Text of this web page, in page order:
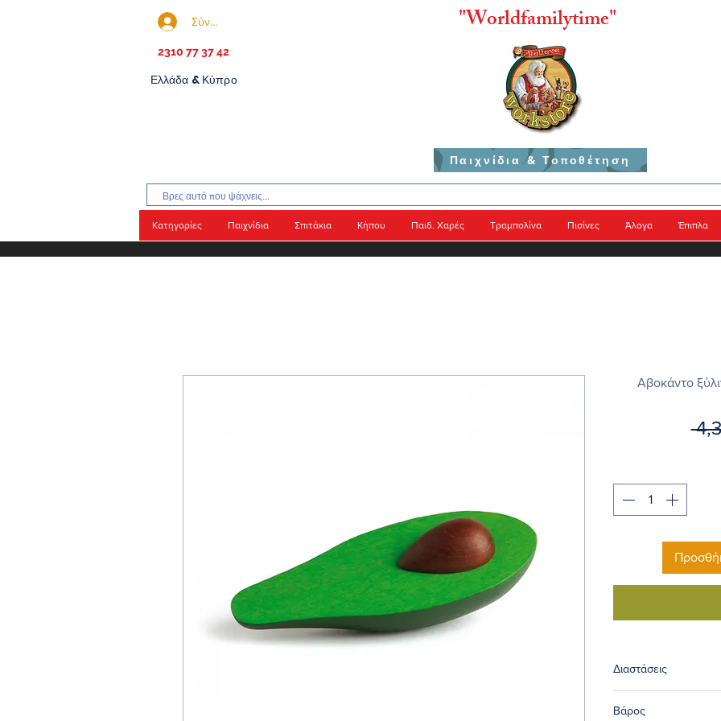
Σύνδεση
2310 77 37 42
Ελλάδα & Κύπρο
"Worldfamilytime"
Παιχνίδια & Τοποθέτηση
Κατηγορίες Παιχνίδια Σπιτάκια Κήπου Παιδ. Χαρές Τραμπολίνα Πισίνες Άλογα Έπιπλα
Αβοκάντο
Διαστάσεις
45x110x32 mm
Βάρος